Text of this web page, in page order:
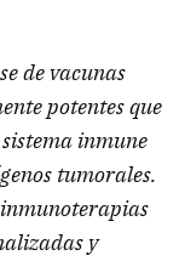
de vacunas
potentes que
inmune
tumorales.
y